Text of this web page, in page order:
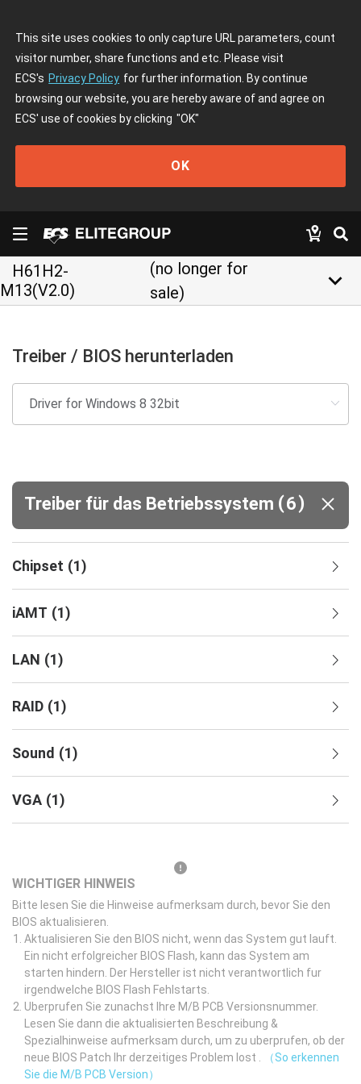
This site uses cookies to only capture URL parameters, count
visitor number, share functions and etc. Please visit
ECS's Privacy Policy for further information. By continue
browsing our website, you are hereby aware of and agree on
ECS' use of cookies by clicking "OK"
OK
H61H2-
M13(V2.0)
(no longer for
sale)
keyboard_arrow_down
Treiber / BIOS herunterladen
Treiber für das Betriebssystem (6)
Chipset (1)
iAMT (1)
LAN (1)
RAID (1)
Sound (1)
VGA (1)
WICHTIGER HINWEIS
Bitte lesen Sie die Hinweise aufmerksam durch, bevor Sie den
BIOS aktualisieren.
Aktualisieren Sie den BIOS nicht, wenn das System gut lauft.
Ein nicht erfolgreicher BIOS Flash, kann das System am
starten hindern. Der Hersteller ist nicht verantwortlich fur
irgendwelche BIOS Flash Fehlstarts.
Uberprufen Sie zunachst Ihre M/B PCB Versionsnummer.
Lesen Sie dann die aktualisierten Beschreibung &
Spezialhinweise aufmerksam durch, um zu uberprufen, ob der
neue BIOS Patch Ihr derzeitiges Problem lost .
（So erkennen
Sie die M/B PCB Version）